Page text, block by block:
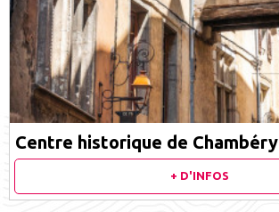
Centre historique de Chambéry
+ D'INFOS